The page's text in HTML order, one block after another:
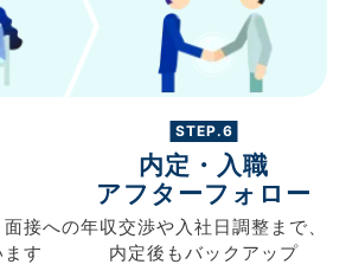
面接への
す
STEP.6
内定・入職
アフターフォロー
年収交渉や入社日調整まで、
内定後もバックアップ